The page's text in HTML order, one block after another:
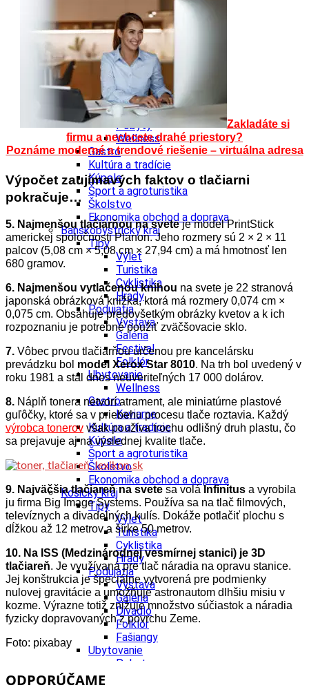
Cyklistika
Hrady
Podujatia
Výstava
Galéria
Festival
Folklór
Koncert
Ubytovanie
Pobyty
Wellness
Gastro
Kultúra a tradície
Kúpele
Šport a agroturistika
Školstvo
Ekonomika obchod a doprava
Banskobystrický kraj
Tipy
Výlet
Turistika
Cyklistika
Hrady
Podujatia
Výstava
Galéria
Festival
Folklór
Ubytovanie
Wellness
Gastro
Kaviarne
Kultúra a tradície
Kúpele
Šport a agroturistika
Školstvo
Ekonomika obchod a doprava
Košický kraj
Tipy
Výlet
Turistika
Cyklistika
Hrady
Podujatia
Výstava
Galéria
Divadlo
Folklór
Fašiangy
Ubytovanie
Pobyty
Gastro
Zakladáte si
firmu a nechcete drahé priestory?
Poznáme moderné a trendové riešenie – virtuálna adresa
Výpočet zaujímavých faktov o tlačiarni
pokračuje…
5. Najmenšou tlačiarňou na sveteje model PrintStick
americkej spoločnosti Planon. Jeho rozmery sú 2 × 2 × 11
palcov (5,08 cm × 5,08 cm × 27,94 cm) a má hmotnosť len
680 gramov.
6. Najmenšou vytlačenou knihou na svete je 22 stranová
japonská obrázková knižka, ktorá má rozmery 0,074 cm ×
0,075 cm. Obsahuje predovšetkým obrázky kvetov a k ich
rozpoznaniu je potrebné použiť zväčšovacie sklo.
7. Vôbec prvou tlačiarňou určenou pre kancelársku
prevádzku bol model Xerox Star 8010. Na trh bol uvedený v
roku 1981 a stál dnes neuveriteľných 17 000 dolárov.
8. Náplň tonera netvorí atrament, ale miniatúrne plastové
guľôčky, ktoré sa v priebehu procesu tlače roztavia. Každý
výrobca tonerov však používa trochu odlišný druh plastu, čo
sa prejavuje aj na výslednej kvalite tlače.
9. Najväčšia tlačiareň na svete sa voláInfinitus a vyrobila
ju firma Big Image Systems. Používa sa na tlač filmových,
televíznych a divadelných kulís. Dokáže potlačiť plochu s
dĺžkou až 12 metrov a šírke 50 metrov.
10. Na ISS (Medzinárodnej vesmírnej stanici) je 3D
tlačiareň. Je využívaná pre tlač náradia na opravu stanice.
Jej konštrukcia je špeciálne vytvorená pre podmienky
nulovej gravitácie a umožňuje astronautom dlhšiu misiu v
kozme. Výrazne totiž znižuje množstvo súčiastok a náradia
fyzicky dopravovaných z povrchu Zeme.
Foto: pixabay
ODPORÚČAME